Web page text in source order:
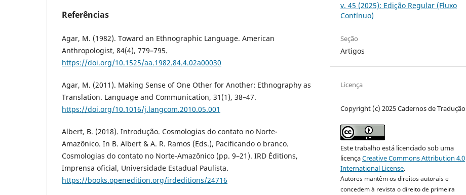
Referências
Agar, M. (1982). Toward an Ethnographic Language. American
Anthropologist, 84(4), 779–795.
https://doi.org/10.1525/aa.1982.84.4.02a00030
Agar, M. (2011). Making Sense of One Other for Another: Ethnography as
Translation. Language and Communication, 31(1), 38–47.
https://doi.org/10.1016/j.langcom.2010.05.001
Albert, B. (2018). Introdução. Cosmologias do contato no Norte-
Amazônico. In B. Albert & A. R. Ramos (Eds.), Pacificando o branco.
Cosmologias do contato no Norte-Amazônico (pp. 9–21). IRD Éditions,
Imprensa oficial, Universidade Estadual Paulista.
https://books.openedition.org/irdeditions/24716
v. 45 (2025): Edição Regular (Fluxo
Contínuo)
Seção
Artigos
Licença
Copyright (c) 2025 Cadernos de Tradução
Este trabalho está licenciado sob uma
licençaCreative Commons Attribution 4.0
International License.
Autores mantêm os direitos autorais e
concedem à revista o direito de primeira